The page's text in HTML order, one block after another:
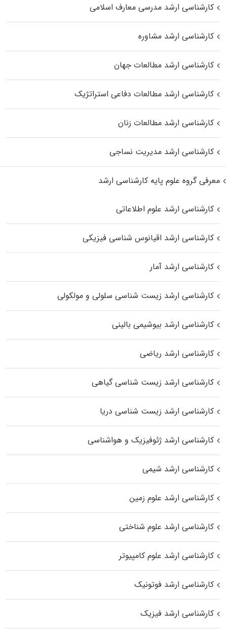
کارشناسی ارشد مدرسی معارف اسلامی
کارشناسی ارشد مشاوره
کارشناسی ارشد مطالعات جهان
کارشناسی ارشد مطالعات دفاعی استراتژیک
کارشناسی ارشد مطالعات زنان
کارشناسی ارشد مدیریت نساجی
معرفی گروه علوم پایه کارشناسی ارشد
کارشناسی ارشد علوم اطلاعاتی
کارشناسی ارشد اقیانوس‌ شناسی فیزیکی
کارشناسی ارشد آمار
کارشناسی ارشد زیست شناسی سلولی و مولکولی
کارشناسی ارشد بیوشیمی بالینی
کارشناسی ارشد ریاضی
کارشناسی ارشد زیست‌ شناسی گیاهی
کارشناسی ارشد زیست‌ شناسی دریا
کارشناسی ارشد ژئوفیزیک و هواشناسی
کارشناسی ارشد شیمی
کارشناسی ارشد علوم زمین
کارشناسی ارشد علوم شناختی
کارشناسی ارشد علوم کامپیوتر
کارشناسی ارشد فوتونیک
کارشناسی ارشد فیزیک